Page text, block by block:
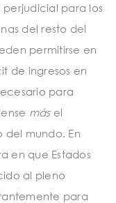
para los
del resto del
permitirse en
de ingresos en
para
más el
mundo. En
en que Estados
al pleno
para